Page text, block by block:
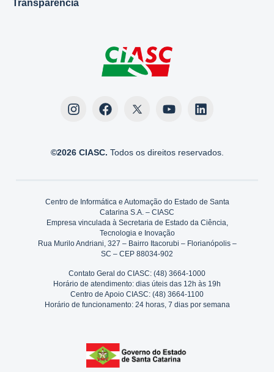
Transparência
©2026 CIASC. Todos os direitos reservados.
Centro de Informática e Automação do Estado de Santa
Catarina S.A. – CIASC
Empresa vinculada à Secretaria de Estado da Ciência,
Tecnologia e Inovação
Rua Murilo Andriani, 327 – Bairro Itacorubi – Florianópolis –
SC – CEP 88034-902
Contato Geral do CIASC: (48) 3664-1000
Horário de atendimento: dias úteis das 12h às 19h
Centro de Apoio CIASC: (48) 3664-1100
Horário de funcionamento: 24 horas, 7 dias por semana